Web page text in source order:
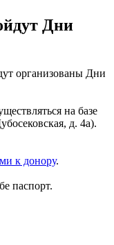
Дни
организованы Дни
на базе
д. 4а).
к донору.
паспорт.